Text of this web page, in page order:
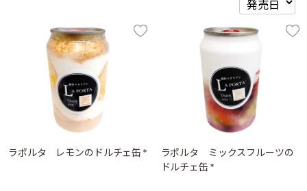
ラポルタ レモンのドルチェ缶 *
ラポルタ ミックスフルーツの
ドルチェ缶 *